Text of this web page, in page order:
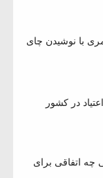
با نوشیدن چای
در کشور
چه اتفاقی برای